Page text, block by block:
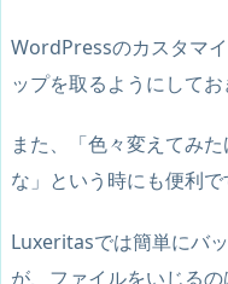
WordPressのカスタマ
ップを取るようにしてお
また、「色々変えてみ
な」という時にも便利で
Luxeritasでは簡単にバ
が、ファイルをいじる